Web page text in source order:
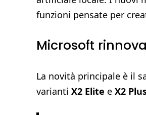
funzioni pensate per
Microsoft
La novità principale è il
varianti X2 Elite e X2